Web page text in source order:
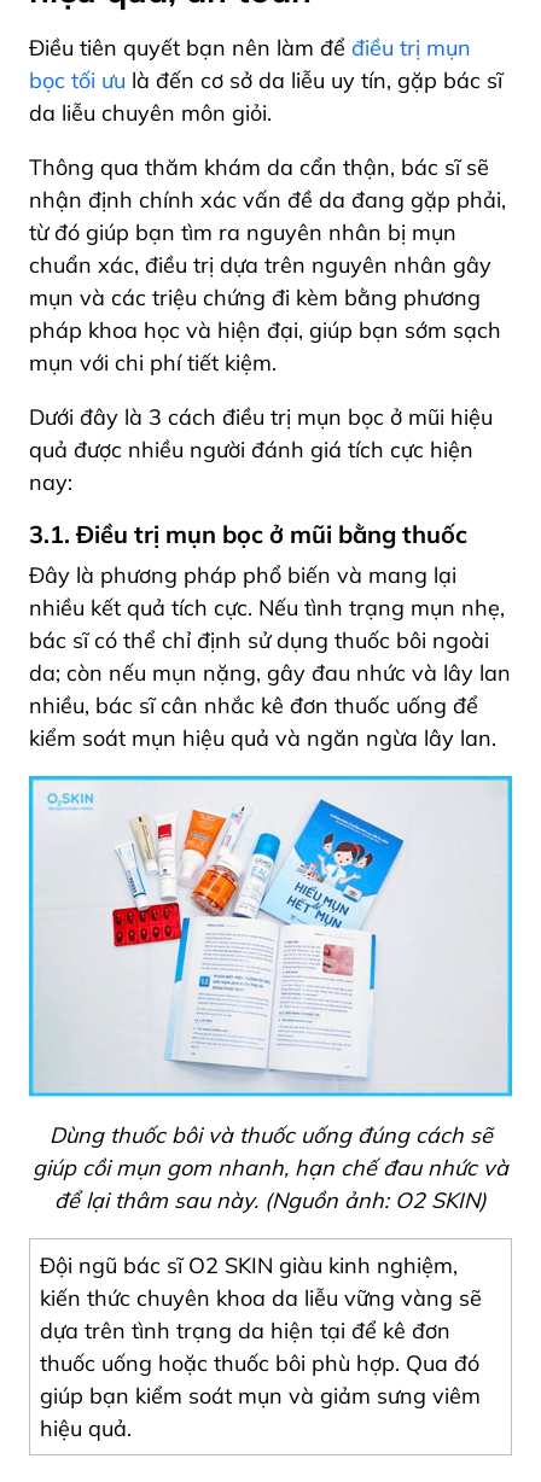
Điều tiên quyết bạn nên làm để điều trị mụn
bọc tối ưu là đến cơ sở da liễu uy tín, gặp bác sĩ
da liễu chuyên môn giỏi.
Thông qua thăm khám da cẩn thận, bác sĩ sẽ
nhận định chính xác vấn đề da đang gặp phải,
từ đó giúp bạn tìm ra nguyên nhân bị mụn
chuẩn xác, điều trị dựa trên nguyên nhân gây
mụn và các triệu chứng đi kèm bằng phương
pháp khoa học và hiện đại, giúp bạn sớm sạch
mụn với chi phí tiết kiệm.
Dưới đây là 3 cách điều trị mụn bọc ở mũi hiệu
quả được nhiều người đánh giá tích cực hiện
nay:
3.1. Điều trị mụn bọc ở mũi bằng thuốc
Đây là phương pháp phổ biến và mang lại
nhiều kết quả tích cực. Nếu tình trạng mụn nhẹ,
bác sĩ có thể chỉ định sử dụng thuốc bôi ngoài
da; còn nếu mụn nặng, gây đau nhức và lây lan
nhiều, bác sĩ cân nhắc kê đơn thuốc uống để
kiểm soát mụn hiệu quả và ngăn ngừa lây lan.
Dùng thuốc bôi và thuốc uống đúng cách sẽ
giúp cồi mụn gom nhanh, hạn chế đau nhức và
để lại thâm sau này. (Nguồn ảnh: O2 SKIN)
Đội ngũ bác sĩ O2 SKIN giàu kinh nghiệm,
kiến thức chuyên khoa da liễu vững vàng sẽ
dựa trên tình trạng da hiện tại để kê đơn
thuốc uống hoặc thuốc bôi phù hợp. Qua đó
giúp bạn kiểm soát mụn và giảm sưng viêm
hiệu quả.